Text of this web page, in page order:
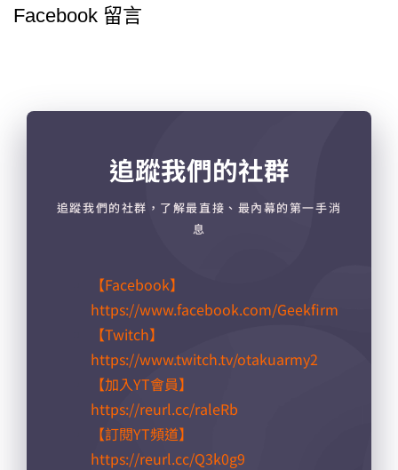
Facebook 留言
追蹤我們的社群
追蹤我們的社群，了解最直接、最內幕的第一手消
息
【Facebook】
https://www.facebook.com/Geekfirm
【Twitch】
https://www.twitch.tv/otakuarmy2
【加入YT會員】
https://reurl.cc/raleRb​
【訂閱YT頻道】
https://reurl.cc/Q3k0g9​